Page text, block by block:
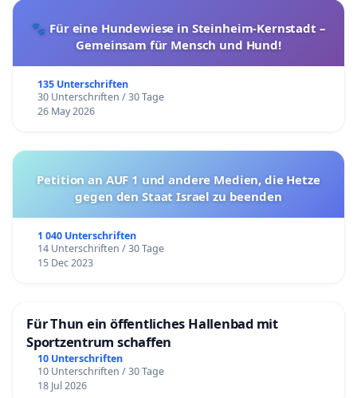
🐾 Für eine Hundewiese in Steinheim-Kernstadt –
Gemeinsam für Mensch und Hund!
135 Unterschriften
30 Unterschriften / 30 Tage
26 May 2026
Petition an AUF 1 und andere Medien, die Hetze
gegen den Staat Israel zu beenden
1 040 Unterschriften
14 Unterschriften / 30 Tage
15 Dec 2023
Für Thun ein öffentliches Hallenbad mit
Sportzentrum schaffen
10 Unterschriften
10 Unterschriften / 30 Tage
18 Jul 2026